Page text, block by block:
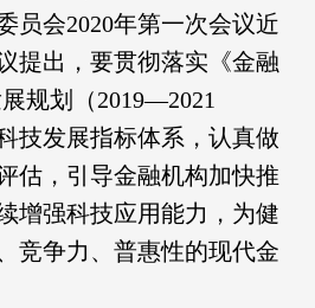
员会2020年第一次会议近
提出，要贯彻落实《金融
规划（2019—2021
技发展指标体系，认真做
估，引导金融机构加快推
增强科技应用能力，为健
竞争力、普惠性的现代金